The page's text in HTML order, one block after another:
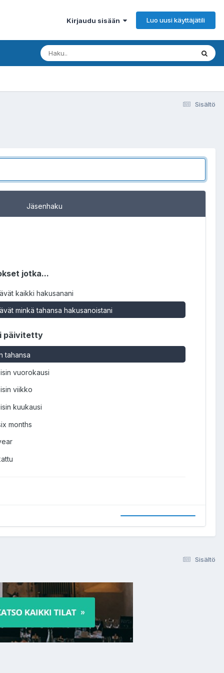
Kirjaudu sisään Luo uusi käyttäjätili
Sisältö
Jäsenhaku
jotka...
kaikki hakusanani
minkä tahansa hakusanoistani
päivitetty
tahansa
vuorokausi
viikko
kuukausi
months
Sisältö